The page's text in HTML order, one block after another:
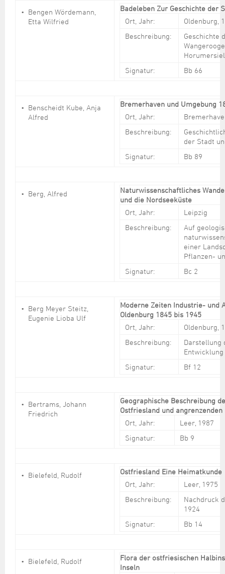
Bengen Wördemann,
Etta Wilfried
Badeleben Zur Geschichte der
Ort, Jahr:
Oldenburg,
Beschreibung:
Geschichte
Signatur:
Bb 66
Benscheidt Kube, Anja
Alfred
Bremerhaven und Umgebung
Ort, Jahr:
Beschreibung:
der Stadt
Signatur:
Bb 89
Berg, Alfred
Naturwissenschaftliches
und die Nordseeküste
Ort, Jahr:
Leipzig
Beschreibung:
Auf
einer
Pflanzen-
Signatur:
Bc 2
Berg Meyer Steitz,
Eugenie Lioba Ulf
Moderne Zeiten Industrie- und
Oldenburg 1845 bis 1945
Ort, Jahr:
Oldenburg,
Beschreibung:
Darstellung
Signatur:
Bf 12
Bertrams, Johann
Friedrich
Geographische Beschreibung
Ostfriesland und
Ort, Jahr:
Leer, 1987
Signatur:
Bb 9
Bielefeld, Rudolf
Ostfriesland Eine
Ort, Jahr:
Leer, 1975
Beschreibung:
Nachdruck
1924
Signatur:
Bb 14
Bielefeld, Rudolf
Flora der ostfriesischen
Inseln